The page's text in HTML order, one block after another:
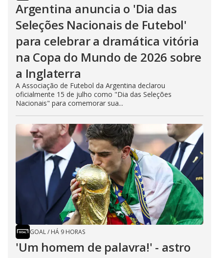
Argentina anuncia o 'Dia das
Seleções Nacionais de Futebol'
para celebrar a dramática vitória
na Copa do Mundo de 2026 sobre
a Inglaterra
A Associação de Futebol da Argentina declarou
oficialmente 15 de julho como "Dia das Seleções
Nacionais" para comemorar sua...
GOAL/ HÁ 9 HORAS
'Um homem de palavra!' - astro